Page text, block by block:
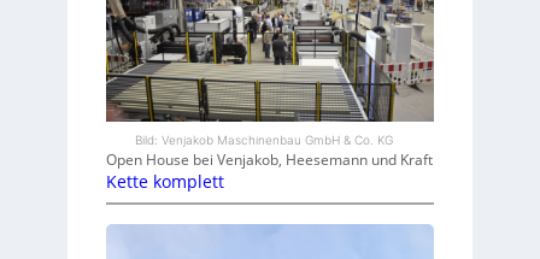
Bild: Venjakob Maschinenbau GmbH & Co. KG
Open House bei Venjakob, Heesemann und Kraft
Kette komplett